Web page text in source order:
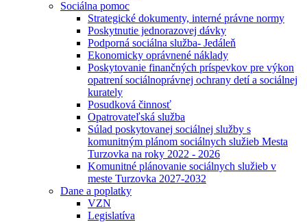
Sociálna pomoc
Strategické dokumenty, interné právne normy
Poskytnutie jednorazovej dávky
Podporná sociálna služba- Jedáleň
Ekonomicky oprávnené náklady
Poskytovanie finančných príspevkov pre výkon
opatrení sociálnoprávnej ochrany detí a sociálnej
kurately
Posudková činnosť
Opatrovateľská služba
Súlad poskytovanej sociálnej služby s
komunitným plánom sociálnych služieb Mesta
Turzovka na roky 2022 - 2026
Komunitné plánovanie sociálnych služieb v
meste Turzovka 2027-2032
Dane a poplatky
VZN
Legislatíva